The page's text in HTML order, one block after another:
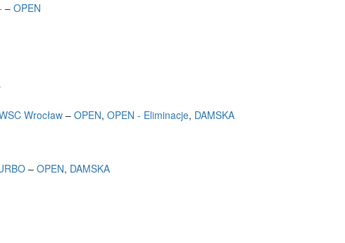
–OPEN
Wrocław –OPEN,OPEN - Eliminacje, DAMSKA
–OPEN, DAMSKA